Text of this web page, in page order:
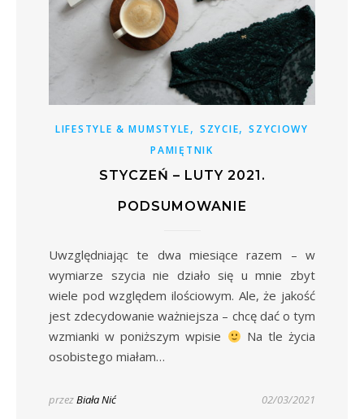
LIFESTYLE & MUMSTYLE,SZYCIE,SZYCIOWY
PAMIĘTNIK
STYCZEŃ – LUTY 2021.
PODSUMOWANIE
Uwzględniając te dwa miesiące razem – w
wymiarze szycia nie działo się u mnie zbyt
wiele pod względem ilościowym. Ale, że jakość
jest zdecydowanie ważniejsza – chcę dać o tym
wzmianki w poniższym wpisie
Na tle życia
osobistego miałam…
przezBiała Nić 02/03/2021